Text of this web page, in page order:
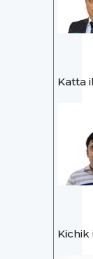
Katta